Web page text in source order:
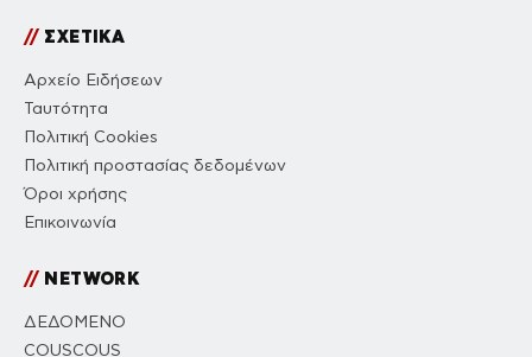
//ΣΧΕΤΙΚΑ
Αρχείο Ειδήσεων
Ταυτότητα
Πολιτική Cookies
Πολιτική προστασίας δεδομένων
Όροι χρήσης
Επικοινωνία
//NETWORK
ΔΕΔΟΜΕΝΟ
COUSCOUS